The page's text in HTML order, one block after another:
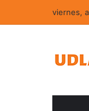
viernes,